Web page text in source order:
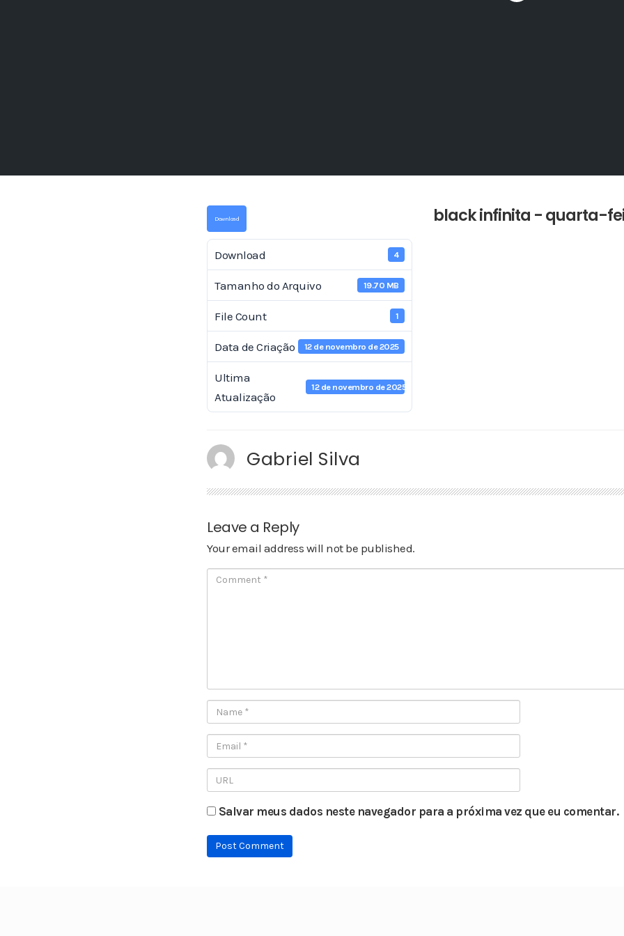
Download
Download 4
Tamanho do Arquivo 19.70 MB
File Count 1
Data de Criação 12 de novembro de 2025
Ultima
Atualização
12 de novembro de 2025
black infinita - quarta-
Gabriel Silva
Leave a Reply
Your email address will not be published.
Salvar meus dados neste navegador para a próxima vez que eu comentar.